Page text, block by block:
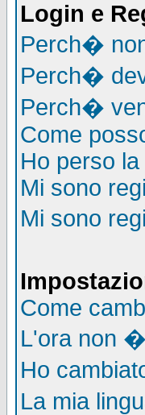
Login e
Perch�
Perch�
Perch�
Come
Ho perso
Mi sono
Mi sono
Come
L'ora non
Ho
La mia